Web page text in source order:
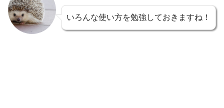
いろんな使い方を勉強しておきますね！